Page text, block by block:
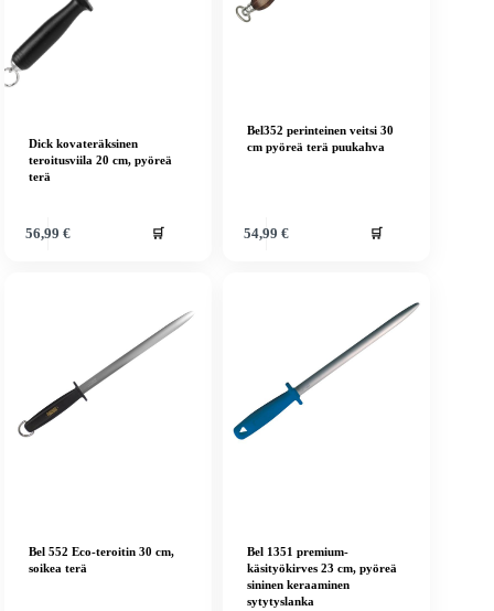
Dick kovateräksinen
teroitusviila 20 cm, pyöreä
terä
56,99 € 🛒
Bel352 perinteinen veitsi 30
cm pyöreä terä puukahva
54,99 € 🛒
Bel 552 Eco-teroitin 30 cm,
soikea terä
Bel 1351 premium-
käsityökirves 23 cm, pyöreä
sininen keraaminen
sytytyslanka